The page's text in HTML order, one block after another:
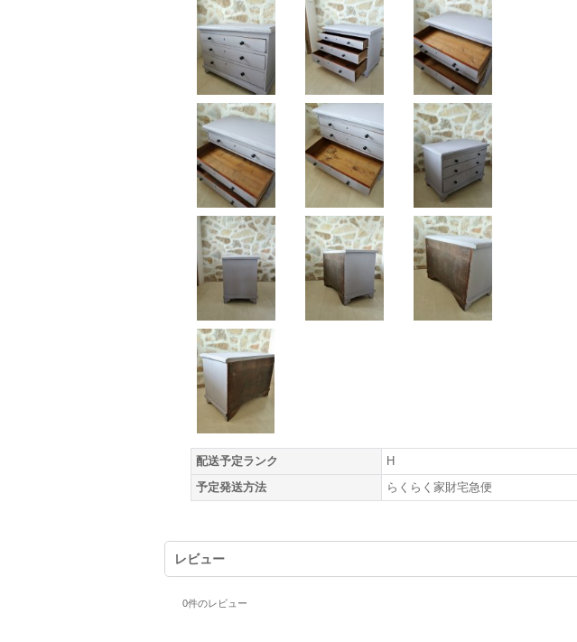
配送予定ランク
H
予定発送方法
らくらく家財宅急便
レビュー
0件のレビュー